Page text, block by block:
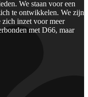
We staan voor een
te ontwikkelen. We zijn
inzet voor meer
met D66, maar